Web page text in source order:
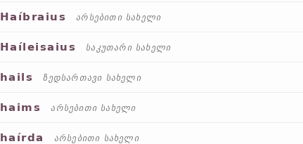
Haíbraius არსებითი სახელი
Haíleisaius საკუთარი სახელი
hails ზედსართავი სახელი
haims არსებითი სახელი
haírda არსებითი სახელი